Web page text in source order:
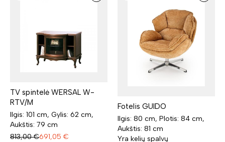
TV spintelė WERSAL W-
RTV/M
Ilgis: 101 cm, Gylis: 62 cm,
Aukštis: 79 cm
813,00 €691,05 €
Fotelis GUIDO
Ilgis: 80 cm, Plotis: 84 cm,
Aukštis: 81 cm
Yra kelių spalvų